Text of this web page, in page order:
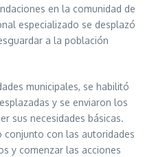
en la comunidad de
especializado se desplazó
a la población
municipales, se habilitó
y se enviaron los
sus necesidades básicas.
conjunto con las autoridades
y comenzar las acciones